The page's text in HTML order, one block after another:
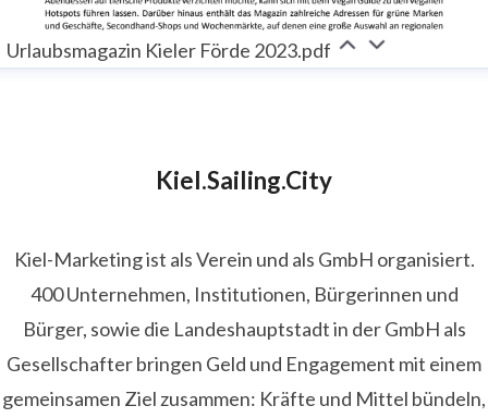
Urlaubsmagazin Kieler Förde 2023.pdf
Kiel.Sailing.City
Kiel-Marketing ist als Verein und als GmbH organisiert.
400 Unternehmen, Institutionen, Bürgerinnen und
Bürger, sowie die Landeshauptstadt in der GmbH als
Gesellschafter bringen Geld und Engagement mit einem
gemeinsamen Ziel zusammen: Kräfte und Mittel bündeln,